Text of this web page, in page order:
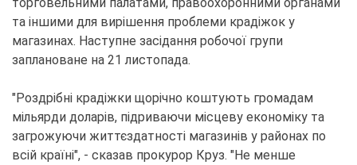
та іншими для вирішення проблеми крадіжок у
магазинах. Наступне засідання робочої групи
заплановане на 21 листопада.
"Роздрібні крадіжки щорічно коштують громадам
мільярди доларів, підриваючи місцеву економіку та
загрожуючи життєздатності магазинів у районах по
всій країні", - сказав прокурор Круз. "Не менше